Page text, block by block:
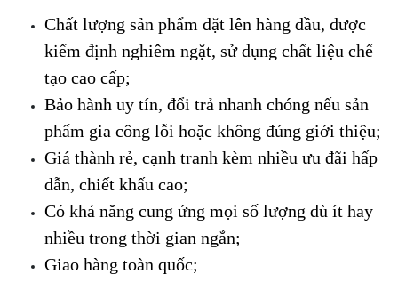
Chất lượng sản phẩm đặt lên hàng đầu, được
kiểm định nghiêm ngặt, sử dụng chất liệu chế
tạo cao cấp;
Bảo hành uy tín, đổi trả nhanh chóng nếu sản
phẩm gia công lỗi hoặc không đúng giới thiệu;
Giá thành rẻ, cạnh tranh kèm nhiều ưu đãi hấp
dẫn, chiết khấu cao;
Có khả năng cung ứng mọi số lượng dù ít hay
nhiều trong thời gian ngắn;
Giao hàng toàn quốc;